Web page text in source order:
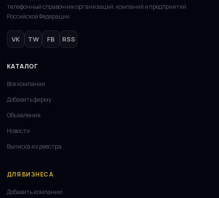
телефонный справочник организаций, компаний и предприятий
Российской Федерации.
VK TW FB RSS
КАТАЛОГ
Все компании
Добавить фирму
Объявления
Новости
Выписка из реестра
ДЛЯ БИЗНЕСА
Добавить компанию